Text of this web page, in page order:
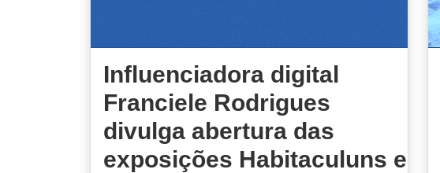
Influenciadora digital
Franciele Rodrigues
divulga abertura das
exposições Habitaculuns e